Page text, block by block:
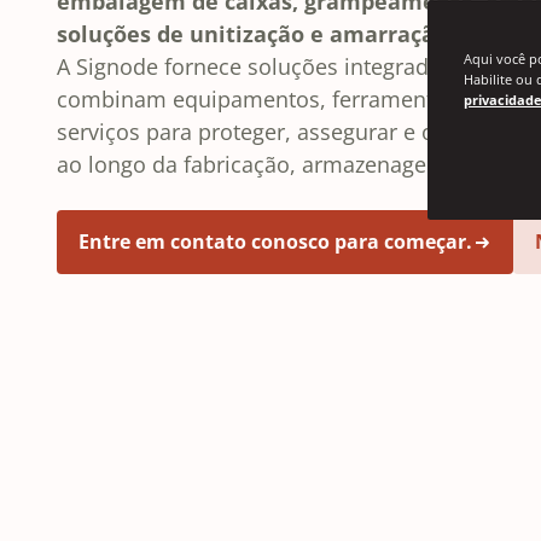
soluções de unitização e amarração de
A Signode fornece soluções integradas de
combinam equipamentos, ferramentas,
serviços para proteger, assegurar e otimizar a
ao longo da fabricação, armazenagem e
Entre em contato conosco para começar.
Aqui você
Habilite ou